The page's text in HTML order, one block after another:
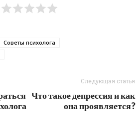
Советы психолога
Следующая статья
Что такое депрессия и как
она проявляется?